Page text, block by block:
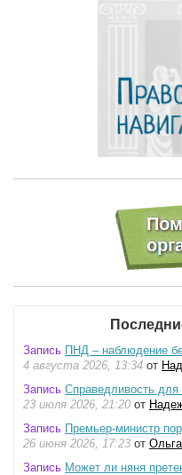
Запись ПНД – наблюдение
4 августа 2026, 13:34 от
Запись Справедливость
23 июля 2026, 21:20 от
Запись Премьер-министр
26 июня 2026, 17:23 от Ольга
Запись Может ли няня